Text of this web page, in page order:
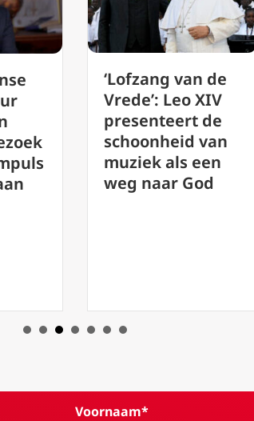
de
XIV
de
van
een
De vrede die
paus Leo XIV
voorstelt is geen
naïef hippie-
ideaal, zegt
deskundige
Voornaam*